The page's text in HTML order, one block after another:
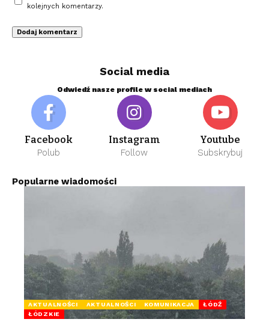
kolejnych komentarzy.
Social media
Odwiedź nasze profile w social mediach
Facebook
Polub
Instagram
Follow
Youtube
Subskrybuj
Popularne wiadomości
AKTUALNOŚCI AKTUALNOŚCI KOMUNIKACJA
ŁÓDŹ
ŁÓDZKIE